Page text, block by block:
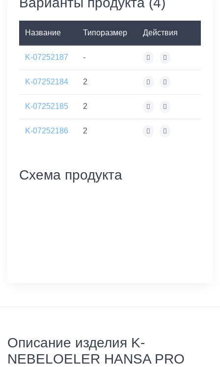
Название Типоразмер Действия
K-07252187 -
K-07252184 2
K-07252185 2
K-07252186 2
Схема продукта
Описание изделия K-
NEBELOELER HANSA PRO